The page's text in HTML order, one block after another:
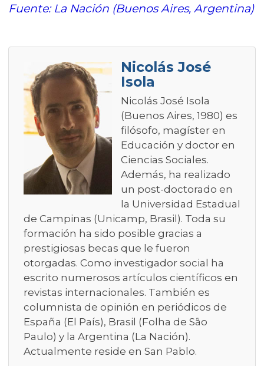
Fuente: La Nación (Buenos Aires, Argentina)
Nicolás José
Isola
Nicolás José Isola
(Buenos Aires, 1980) es
filósofo, magíster en
Educación y doctor en
Ciencias Sociales.
Además, ha realizado
un post-doctorado en
la Universidad Estadual
de Campinas (Unicamp, Brasil). Toda su
formación ha sido posible gracias a
prestigiosas becas que le fueron
otorgadas. Como investigador social ha
escrito numerosos artículos científicos en
revistas internacionales. También es
columnista de opinión en periódicos de
España (El País), Brasil (Folha de São
Paulo) y la Argentina (La Nación).
Actualmente reside en San Pablo.